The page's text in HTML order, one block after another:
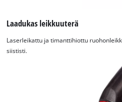
Laadukas leikkuuterä
Laserleikattu ja timanttihiottu
siististi.